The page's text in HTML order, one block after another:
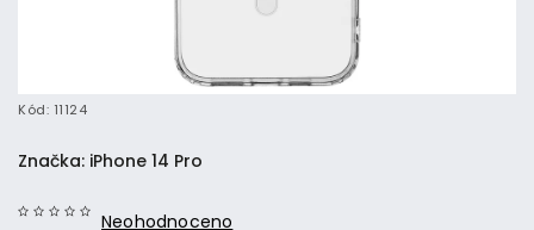
Kód: 11124
Neohodnoceno
Značka: iPhone 14 Pro